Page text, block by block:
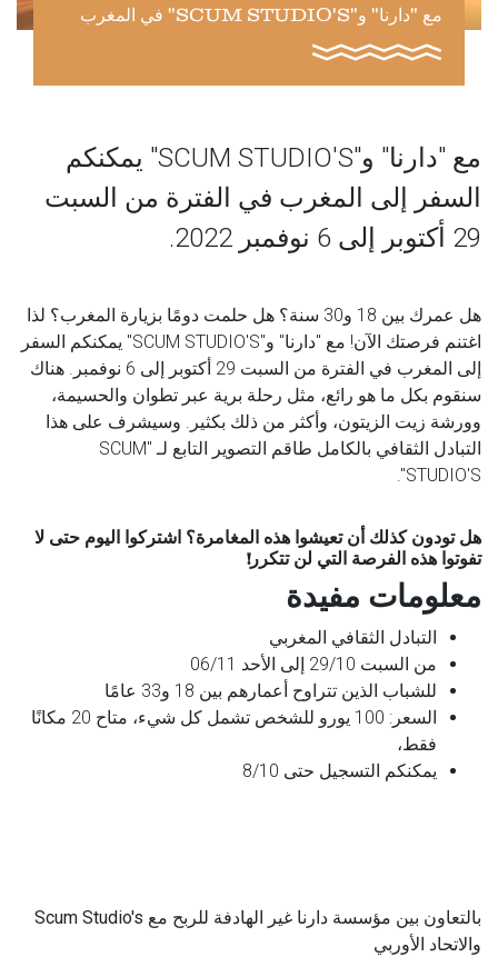
مع "دارنا" و"SCUM STUDIO'S" في المغرب
مع "دارنا" و"SCUM STUDIO'S" يمكنكم
السفر إلى المغرب في الفترة من السبت
29 أكتوبر إلى 6 نوفمبر 2022.
هل عمرك بين 18 و30 سنة؟ هل حلمت دومًا بزيارة المغرب؟ لذا
اغتنم فرصتك الآن! مع "دارنا" و"SCUM STUDIO'S" يمكنكم السفر
إلى المغرب في الفترة من السبت 29 أكتوبر إلى 6 نوفمبر
. هناك
سنقوم بكل ما هو رائع، مثل رحلة برية عبر تطوان والحسيمة،
وورشة زيت الزيتون، وأكثر من ذلك بكثير. وسيشرف على هذا
التبادل الثقافي بالكامل طاقم التصوير التابع لـ "SCUM
STUDIO'S
".
هل تودون كذلك أن تعيشوا هذه المغامرة؟ اشتركوا اليوم حتى لا
تفوتوا هذه الفرصة التي لن تتكرر!
معلومات مفيدة
التبادل الثقافي المغربي
من السبت 29/10 إلى الأحد 06/11
للشباب الذين تتراوح أعمارهم بين 18 و33 عامًا
السعر: 100 يورو للشخص تشمل كل شيء، متاح 20 مكانًا
فقط،
يمكنكم التسجيل حتى 8/10
بالتعاون بين مؤسسة دارنا غير الهادفة للربح مع Scum Studio's
والاتحاد الأوربي